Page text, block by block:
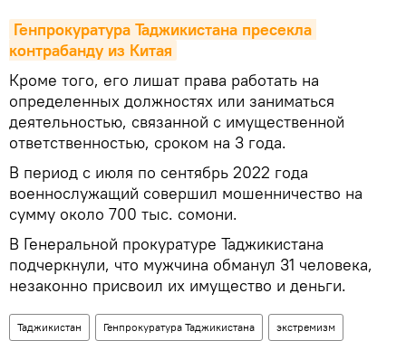
Генпрокуратура Таджикистана пресекла
контрабанду из Китая
Кроме того, его лишат права работать на
определенных должностях или заниматься
деятельностью, связанной с имущественной
ответственностью, сроком на 3 года.
В период с июля по сентябрь 2022 года
военнослужащий совершил мошенничество на
сумму около 700 тыс. сомони.
В Генеральной прокуратуре Таджикистана
подчеркнули, что мужчина обманул 31 человека,
незаконно присвоил их имущество и деньги.
Таджикистан Генпрокуратура Таджикистана экстремизм